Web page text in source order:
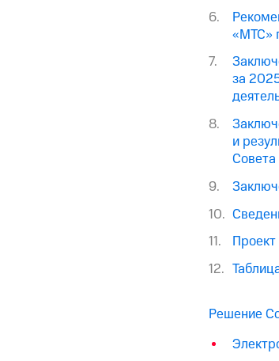
«МТС»
за
и
Решение